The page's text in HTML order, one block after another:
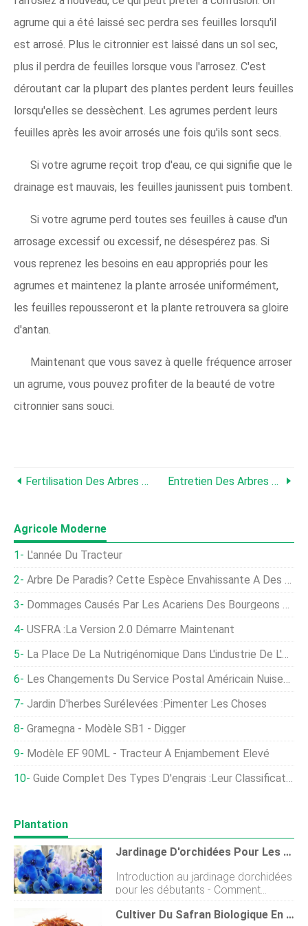
agrume qui a été laissé sec perdra ses feuilles lorsqu'il
est arrosé. Plus le citronnier est laissé dans un sol sec,
plus il perdra de feuilles lorsque vous l'arrosez. C'est
déroutant car la plupart des plantes perdent leurs feuilles
lorsqu'elles se dessèchent. Les agrumes perdent leurs
feuilles après les avoir arrosés une fois qu'ils sont secs.
Si votre agrume reçoit trop d'eau, ce qui signifie que le
drainage est mauvais, les feuilles jaunissent puis tombent.
Si votre agrume perd toutes ses feuilles à cause d'un
arrosage excessif ou excessif, ne désespérez pas. Si
vous reprenez les besoins en eau appropriés pour les
agrumes et maintenez la plante arrosée uniformément,
les feuilles repousseront et la plante retrouvera sa gloire
d'antan.
Maintenant que vous savez à quelle fréquence arroser
un agrume, vous pouvez profiter de la beauté de votre
citronnier sans souci.
Fertilisation Des Arbres D'agrumes - Meilleures Pratiques Pour La Fertilisation Des Agrumes Entretien Des Arbres Grumichama - En Savoir Plus Sur La Culture Du Cerisier Grumichama
Agricole Moderne
L'année Du Tracteur
Arbre De Paradis? Cette Espèce Envahissante A Des Habitudes De Reproduction Incroyablement Réussies
Dommages Causés Par Les Acariens Des Bourgeons D'agrumes - Contrôle Des Acariens Des Bourgeons D'agrumes
USFRA :la Version 2.0 Démarre Maintenant
La Place De La Nutrigénomique Dans L'industrie De L'élevage
Les Changements Du Service Postal Américain Nuisent Aux Poussins
Jardin D'herbes Surélevées :pimenter Les Choses
Gramegna - Modèle SB1 - Digger
Modèle EF 90ML - Tracteur À Enjambement Élevé
Guide Complet Des Types D'engrais :leur Classification Et Leur Utilisation
Plantation
Jardinage D'orchidées Pour Les Débutants - Comment Commencer, FAQ
Introduction au jardinage dorchidées
pour les débutants - Comment
commencer, Plantation: Bonjour les
jardiniers, nous sommes de retour
Cultiver Du Safran Biologique En Contenants, Et Pots